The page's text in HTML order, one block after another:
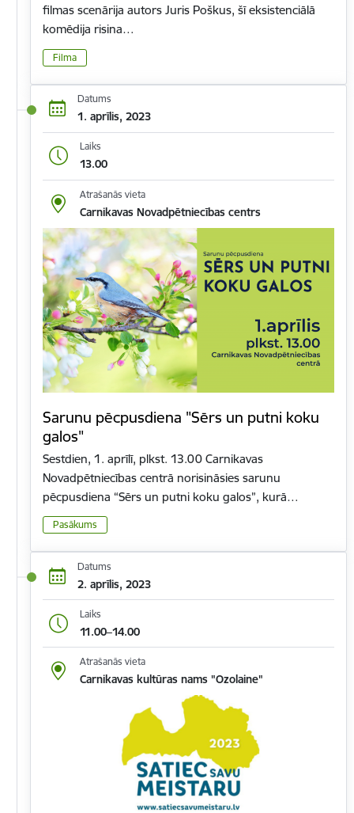
filmas scenārija autors Juris Poškus, šī eksistenciālā
komēdija risina…
Filma
Datums
1. aprīlis, 2023
Laiks
13.00
Atrašanās vieta
Carnikavas Novadpētniecības centrs
Sarunu pēcpusdiena "Sērs un putni koku
galos"
Sestdien, 1. aprīlī, plkst. 13.00 Carnikavas
Novadpētniecības centrā norisināsies sarunu
pēcpusdiena “Sērs un putni koku galos”, kurā…
Pasākums
Datums
2. aprīlis, 2023
Laiks
11.00–14.00
Atrašanās vieta
Carnikavas kultūras nams "Ozolaine"